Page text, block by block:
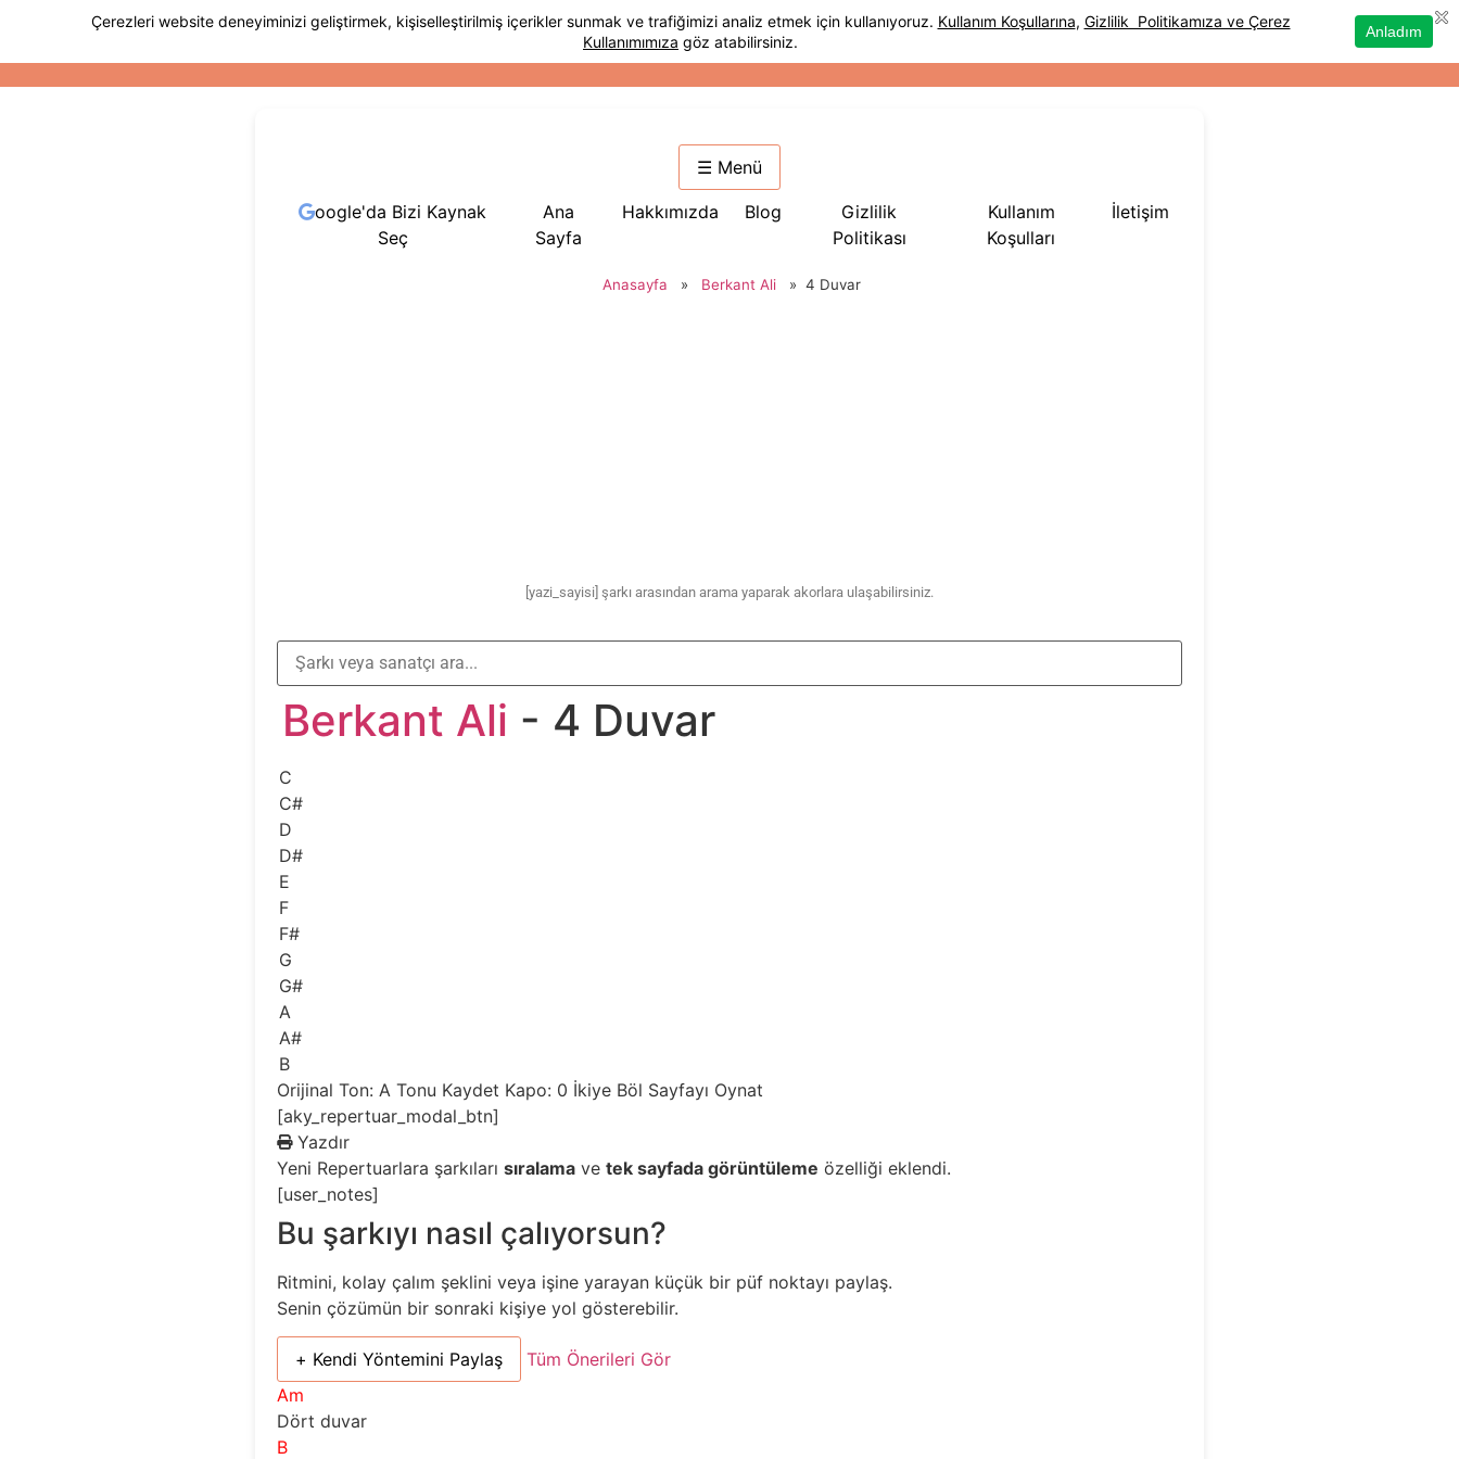
☰ Menü
oogle'da Bizi Kaynak
Seç
Ana
Sayfa
Hakkımızda Blog
Gizlilik
Politikası
Kullanım
Koşulları
İletişim
Anasayfa » Berkant Ali » 4 Duvar
[yazi_sayisi] şarkı arasından arama yaparak akorlara ulaşabilirsiniz.
Berkant Ali - 4 Duvar
C
C#
D
D#
E
F
F#
G
G#
A
A#
B
Orijinal Ton: ATonu Kaydet Kapo: 0 İkiye Böl Sayfayı Oynat
[aky_repertuar_modal_btn]
Yazdır
Yeni Repertuarlara şarkılarısıralama vetek sayfada görüntüleme özelliği eklendi.
[user_notes]
Bu şarkıyı nasıl çalıyorsun?
Ritmini, kolay çalım şeklini veya işine yarayan küçük bir püf noktayı paylaş.
Senin çözümün bir sonraki kişiye yol gösterebilir.
+ Kendi Yöntemini Paylaş
Tüm Önerileri Gör
Am
Dört duvar
B